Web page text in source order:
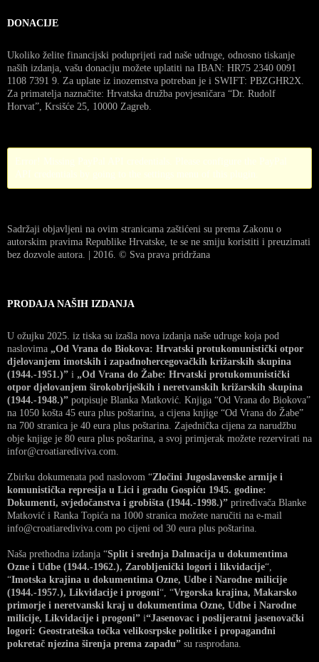
DONACIJE
Ukoliko želite financijski poduprijeti rad naše udruge, odnosno tiskanje
naših izdanja, vašu donaciju možete uplatiti na IBAN: HR75 2340 0091
1108 7391 9. Za uplate iz inozemstva potreban je i SWIFT: PBZGHR2X.
Za primatelja naznačite: Hrvatska družba povjesničara “Dr. Rudolf
Horvat”, Krsišće 25, 10000 Zagreb.
Sadržaji objavljeni na ovim stranicama zaštićeni su prema Zakonu o
autorskim pravima Republike Hrvatske, te se ne smiju koristiti i preuzimati
bez dozvole autora. | 2016. © Sva prava pridržana
PRODAJA NAŠIH IZDANJA
U ožujku 2025. iz tiska su izašla nova izdanja naše udruge koja pod
naslovima „Od Vrana do Biokova: Hrvatski protukomunistički otpor
djelovanjem imotskih i zapadnohercegovačkih križarskih skupina
(1944.-1951.)” i „Od Vrana do Žabe: Hrvatski protukomunistički
otpor djelovanjem širokobrijeških i neretvanskih križarskih skupina
(1944.-1948.)” potpisuje Blanka Matković. Knjiga “Od Vrana do Biokova”
na 1050 košta 45 eura plus poštarina, a cijena knjige “Od Vrana do Žabe”
na 700 stranica je 40 eura plus poštarina. Zajednička cijena za narudžbu
obje knjige je 80 eura plus poštarina, a svoj primjerak možete rezervirati na
infor@croatiarediviva.com.
Zbirku dokumenata pod naslovom “Zločini Jugoslavenske armije i
komunistička represija u Lici i gradu Gospiću 1945. godine:
Dokumenti, svjedočanstva i grobišta (1944.-1998.)” priređivača Blanke
Matković i Ranka Topića na 1000 stranica možete naručiti na e-mail
info@croatiarediviva.com po cijeni od 30 eura plus poštarina.
Naša prethodna izdanja “Split i srednja Dalmacija u dokumentima
Ozne i Udbe (1944.-1962.), Zarobljenički logori i likvidacije“,
“Imotska krajina u dokumentima Ozne, Udbe i Narodne milicije
(1944.-1957.), Likvidacije i progoni“, “Vrgorska krajina, Makarsko
primorje i neretvanski kraj u dokumentima Ozne, Udbe i Narodne
milicije, Likvidacije i progoni” i“Jasenovac i poslijeratni jasenovački
logori: Geostrateška točka velikosrpske politike i propagandni
pokretač njezina širenja prema zapadu” su rasprodana.